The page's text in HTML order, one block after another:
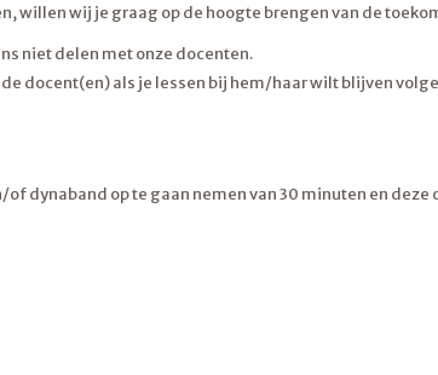
willen wij je graag op de hoogte brengen van de
niet delen met onze docenten.
docent(en) als je lessen bij hem/haar wilt blijven
dynaband op te gaan nemen van 30 minuten en